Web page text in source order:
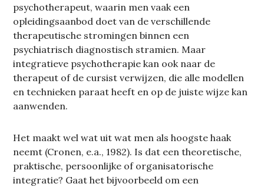
psychotherapeut, waarin men vaak een
opleidingsaanbod doet van de verschillende
therapeutische stromingen binnen een
psychiatrisch diagnostisch stramien. Maar
integratieve psychotherapie kan ook naar de
therapeut of de cursist verwijzen, die alle modellen
en technieken paraat heeft en op de juiste wijze kan
aanwenden.
Het maakt wel wat uit wat men als hoogste haak
neemt (Cronen, e.a., 1982). Is dat een theoretische,
praktische, persoonlijke of organisatorische
integratie? Gaat het bijvoorbeeld om een